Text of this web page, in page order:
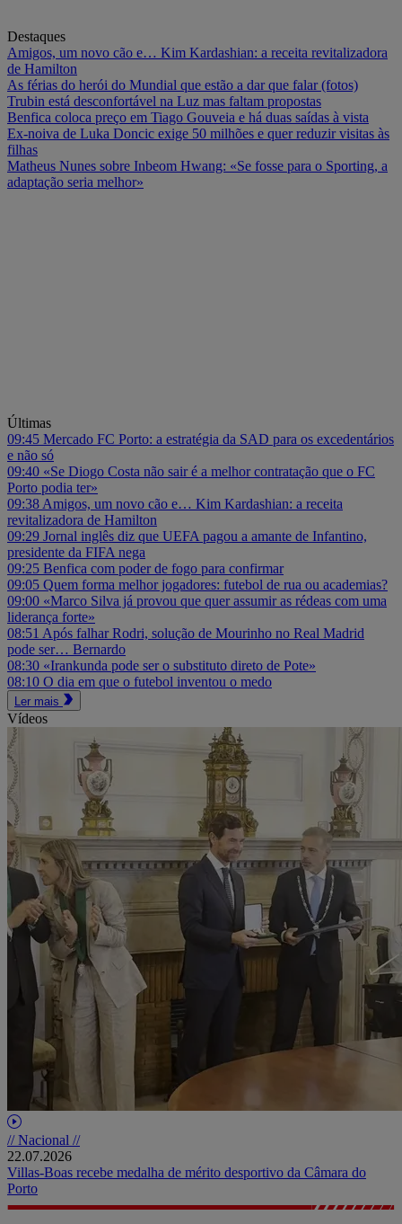
Destaques
Amigos, um novo cão e… Kim Kardashian: a receita revitalizadora
de Hamilton
As férias do herói do Mundial que estão a dar que falar (fotos)
Trubin está desconfortável na Luz mas faltam propostas
Benfica coloca preço em Tiago Gouveia e há duas saídas à vista
Ex-noiva de Luka Doncic exige 50 milhões e quer reduzir visitas às
filhas
Matheus Nunes sobre Inbeom Hwang: «Se fosse para o Sporting, a
adaptação seria melhor»
Últimas
09:45 Mercado FC Porto: a estratégia da SAD para os excedentários
e não só
09:40 «Se Diogo Costa não sair é a melhor contratação que o FC
Porto podia ter»
09:38 Amigos, um novo cão e… Kim Kardashian: a receita
revitalizadora de Hamilton
09:29 Jornal inglês diz que UEFA pagou a amante de Infantino,
presidente da FIFA nega
09:25 Benfica com poder de fogo para confirmar
09:05 Quem forma melhor jogadores: futebol de rua ou academias?
09:00 «Marco Silva já provou que quer assumir as rédeas com uma
liderança forte»
08:51 Após falhar Rodri, solução de Mourinho no Real Madrid
pode ser… Bernardo
08:30 «Irankunda pode ser o substituto direto de Pote»
08:10 O dia em que o futebol inventou o medo
Ler mais
Vídeos
// Nacional //
22.07.2026
Villas-Boas recebe medalha de mérito desportivo da Câmara do
Porto